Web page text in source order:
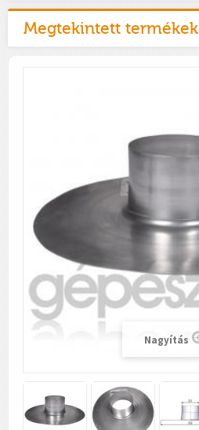
Megtekintett termékek
Nagyítás